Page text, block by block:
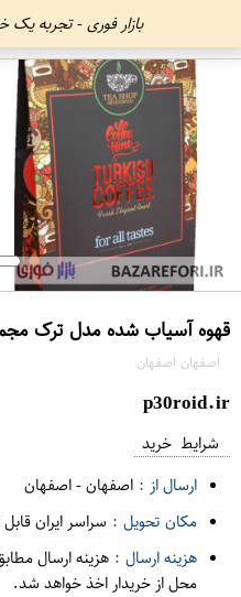
بازار فوری - تجربه
قهوه آسیاب شده مدل ترک مجموعه 2 عددی
اصفهان اصفهان
p30roid.ir
شرایط خرید
ارسال از : اصفهان-اصفهان
مکان تحویل : سراسر ایران
هزینه ارسال : هزینه ارسال
محل از خریدار اخذ خواهد شد.